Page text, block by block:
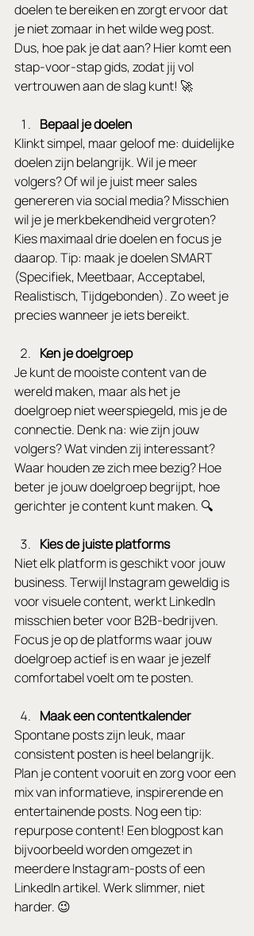
doelen te bereiken en zorgt ervoor dat
je niet zomaar in het wilde weg post.
Dus, hoe pak je dat aan? Hier komt een
stap-voor-stap gids, zodat jij vol
vertrouwen aan de slag kunt! 🚀
Bepaal je doelen
Klinkt simpel, maar geloof me: duidelijke
doelen zijn belangrijk. Wil je meer
volgers? Of wil je juist meer sales
genereren via social media? Misschien
wil je je merkbekendheid vergroten?
Kies maximaal drie doelen en focus je
daarop. Tip: maak je doelen SMART
(Specifiek, Meetbaar, Acceptabel,
Realistisch, Tijdgebonden). Zo weet je
precies wanneer je iets bereikt.
Ken je doelgroep
Je kunt de mooiste content van de
wereld maken, maar als het je
doelgroep niet weerspiegeld, mis je de
connectie. Denk na: wie zijn jouw
volgers? Wat vinden zij interessant?
Waar houden ze zich mee bezig? Hoe
beter je jouw doelgroep begrijpt, hoe
gerichter je content kunt maken. 🔍
Kies de juiste platforms
Niet elk platform is geschikt voor jouw
business. Terwijl Instagram geweldig is
voor visuele content, werkt LinkedIn
misschien beter voor B2B-bedrijven.
Focus je op de platforms waar jouw
doelgroep actief is en waar je jezelf
comfortabel voelt om te posten.
Maak een contentkalender
Spontane posts zijn leuk, maar
consistent posten is heel belangrijk.
Plan je content vooruit en zorg voor een
mix van informatieve, inspirerende en
entertainende posts. Nog een tip:
repurpose content! Een blogpost kan
bijvoorbeeld worden omgezet in
meerdere Instagram-posts of een
LinkedIn artikel. Werk slimmer, niet
harder. 😉